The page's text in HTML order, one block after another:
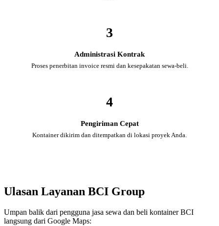
3
Administrasi Kontrak
Proses penerbitan invoice resmi dan kesepakatan sewa-beli.
4
Pengiriman Cepat
Kontainer dikirim dan ditempatkan di lokasi proyek Anda.
Ulasan Layanan BCI Group
Umpan balik dari pengguna jasa sewa dan beli kontainer BCI
langsung dari Google Maps: